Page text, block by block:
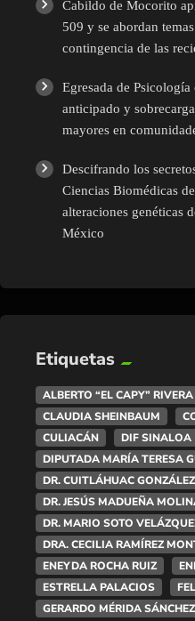
Cabildo de Mocorito
509 y se abordan
contingencia de las
Egresada de
anticipado y
mayores en
Descifrando los
Ciencias Biomédicas
alteraciones genéticas
México
Etiquetas
ALBERTO “EL CAPY” RIVERA
CLAUDIA SHEINBAUM
CULIACÁN
DIF SINALOA
DIPUTADA MARÍA TERESA
DR. CUITLÁHUAC
DR. JESÚS MADUEÑA
DR. MARIO SOTO
DRA. CECILIA RAMÍREZ
ENEYDA ROCHA RUIZ
ESTRELLA PALACIOS
GERARDO MÉRIDA SÁNCHEZ